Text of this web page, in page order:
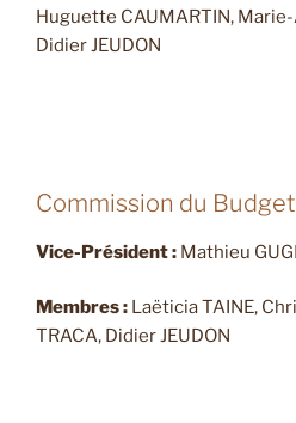
Huguette CAUMARTIN,
Didier JEUDON
Commission du
Vice-Président : Mathieu
Membres : Laëticia TAINE,
TRACA, Didier JEUDON